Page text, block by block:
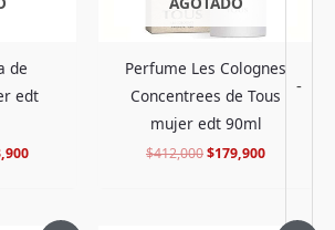
-
de
edt
Perfume Les Colognes
Concentrees de Tous
mujer edt 90ml
$412,000$179,900